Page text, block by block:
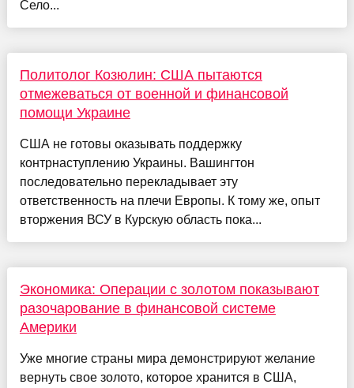
Село...
Политолог Козюлин: США пытаются
отмежеваться от военной и финансовой
помощи Украине
США не готовы оказывать поддержку
контрнаступлению Украины. Вашингтон
последовательно перекладывает эту
ответственность на плечи Европы. К тому же, опыт
вторжения ВСУ в Курскую область пока...
Экономика: Операции с золотом показывают
разочарование в финансовой системе
Америки
Уже многие страны мира демонстрируют желание
вернуть свое золото, которое хранится в США,